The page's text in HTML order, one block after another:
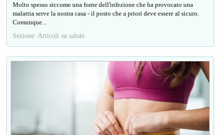
Molto spesso siccome una fonte dell'infezione che ha provocato una
malattia serve la nostra casa - il posto che a priori deve essere al sicuro.
Comunque...
Sezione: Articoli su salute